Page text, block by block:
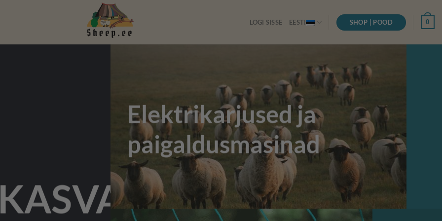
LOGI SISSE EESTI SHOP | POOD 0
Elektrikarjused ja
paigaldusmasinad